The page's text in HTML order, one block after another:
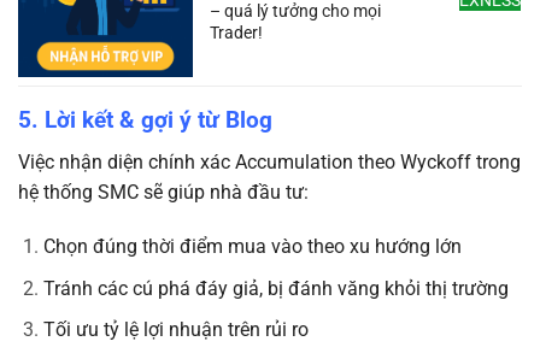
– quá lý tưởng cho mọi
Trader!
5. Lời kết & gợi ý từ Blog
Việc nhận diện chính xác Accumulation theo Wyckoff trong
hệ thống SMC sẽ giúp nhà đầu tư:
Chọn đúng thời điểm mua vào theo xu hướng lớn
Tránh các cú phá đáy giả, bị đánh văng khỏi thị trường
Tối ưu tỷ lệ lợi nhuận trên rủi ro